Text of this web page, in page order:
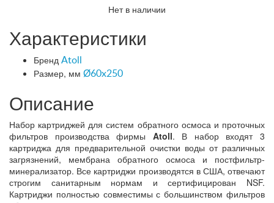
Нет в наличии
Характеристики
Бренд Atoll
Размер, мм Ø60x250
Описание
Набор картриджей для систем обратного осмоса и проточных
фильтров производства фирмы Atoll. В набор входят 3
картриджа для предварительной очистки воды от различных
загрязнений, мембрана обратного осмоса и постфильтр-
минерализатор. Все картриджи производятся в США, отвечают
строгим санитарным нормам и сертифицирован NSF.
Картриджи полностью совместимы с большинством фильтров